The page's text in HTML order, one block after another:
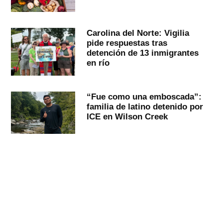
Carolina del Norte: Vigilia
pide respuestas tras
detención de 13 inmigrantes
en río
“Fue como una emboscada”:
familia de latino detenido por
ICE en Wilson Creek